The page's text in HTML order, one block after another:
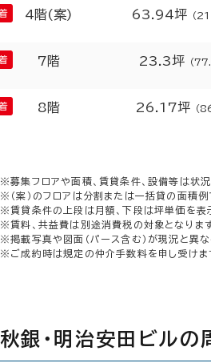
4階(案) 63.94坪 （
7階 23.3坪 （
8階 26.17坪 （
※募集フロアや面積、賃貸条件、設備等は状
※（案）のフロアは分割または一括貸の面積例
※賃貸条件の上段は月額、下段は坪単価を表
※賃料、共益費は別途消費税の対象となります
※掲載写真や図面（パース含む）が現況と異
※ご成約時は規定の仲介手数料を申し受けま
秋銀・明治安田ビルの